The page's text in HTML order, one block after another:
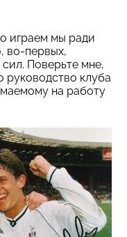
играем мы ради
во-первых,
Поверьте мне,
руководство клуба
на работу